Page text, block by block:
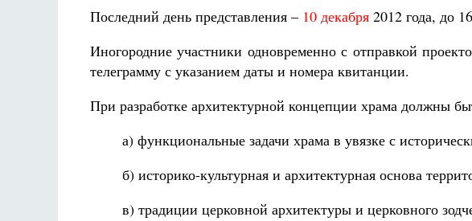
Последний день представления – 10 декабря 2012 года, до
Иногородние участники одновременно с отправкой
телеграмму с указанием даты и номера квитанции.
При разработке архитектурной концепции храма должны
а) функциональные задачи храма в увязке с
б) историко-культурная и архитектурная основа
в) традиции церковной архитектуры и церковного